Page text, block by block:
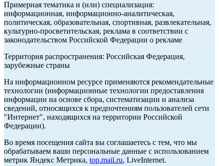
Примерная тематика и (или) специализация:
информационная, информационно-аналитическая,
политическая, образовательная, спортивная, развлекательная,
культурно-просветительская, реклама в соответствии с
законодательством Российской Федерации о рекламе
Территория распространения: Российская Федерация,
зарубежные страны
На информационном ресурсе применяются рекомендательные
технологии (информационные технологии предоставления
информации на основе сбора, систематизации и анализа
сведений, относящихся к предпочтениям пользователей сети
"Интернет", находящихся на территории Российской
Федерации).
Во время посещения сайта вы соглашаетесь с тем, что мы
обрабатываем ваши персональные данные с использованием
метрик Яндекс Метрика, top.mail.ru, LiveInternet.